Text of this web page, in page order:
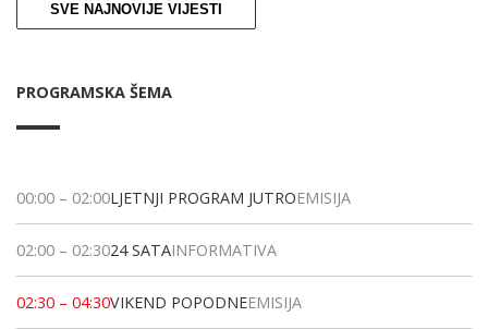
SVE NAJNOVIJE VIJESTI
PROGRAMSKA ŠEMA
00:00 – 02:00LJETNJI PROGRAM JUTROEMISIJA
02:00 – 02:3024 SATAINFORMATIVA
02:30 – 04:30VIKEND POPODNEEMISIJA